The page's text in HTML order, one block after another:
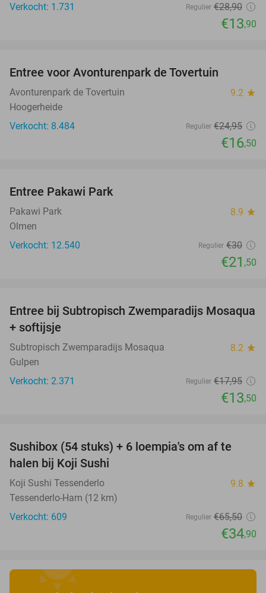
Verkocht: 1.731
Regulier €28,90
€13,90
Entree voor Avonturenpark de Tovertuin
Avonturenpark de Tovertuin 9.2 star
Hoogerheide
Verkocht: 8.484
Regulier €24,95
€16,50
Entree Pakawi Park
Pakawi Park 8.9 star
Olmen
Verkocht: 12.540
Regulier €30
€21 ,50
25%
Entree bij Subtropisch Zwemparadijs Mosaqua
+ softijsje
Subtropisch Zwemparadijs Mosaqua 8.2 star
Gulpen
Verkocht: 2.371
Regulier €17,95
€13,50
47%
Sushibox (54 stuks) + 6 loempia's om af te
halen bij Koji Sushi
Koji Sushi Tessenderlo 9.8 star
Tessenderlo-Ham (12 km)
Verkocht: 609
Regulier €65,50
€34,90